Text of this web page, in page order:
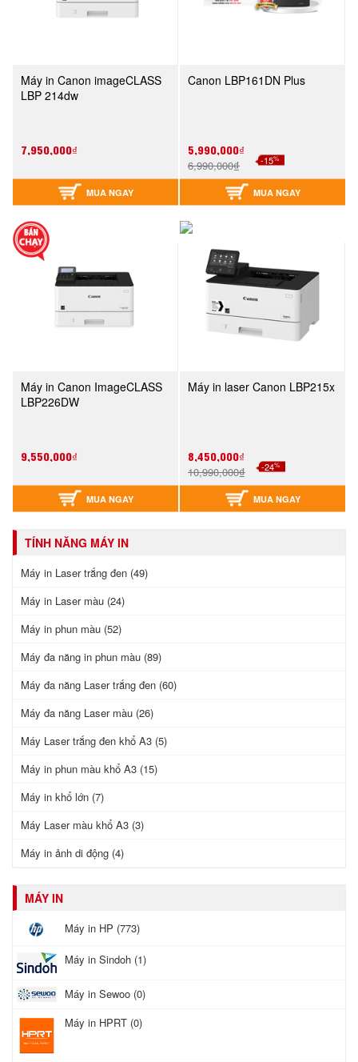
Máy in Canon imageCLASS
LBP 214dw
7,950,000₫
MUA NGAY
Canon LBP161DN Plus
5,990,000₫
6,990,000₫ -15%
MUA NGAY
Máy in Canon ImageCLASS
LBP226DW
9,550,000₫
MUA NGAY
Máy in laser Canon LBP215x
8,450,000₫
10,990,000₫ -24%
MUA NGAY
TÍNH NĂNG MÁY IN
Máy in Laser trắng đen (49)
Máy in Laser màu (24)
Máy in phun màu (52)
Máy đa năng in phun màu (89)
Máy đa năng Laser trắng đen (60)
Máy đa năng Laser màu (26)
Máy Laser trắng đen khổ A3 (5)
Máy in phun màu khổ A3 (15)
Máy in khổ lớn (7)
Máy Laser màu khổ A3 (3)
Máy in ảnh di động (4)
MÁY IN
Máy in HP (773)
Máy in Sindoh (1)
Máy in Sewoo (0)
Máy in HPRT (0)